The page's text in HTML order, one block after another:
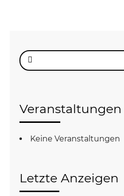
Suche
nach:
Veranstaltungen
Keine Veranstaltungen
Letzte Anzeigen